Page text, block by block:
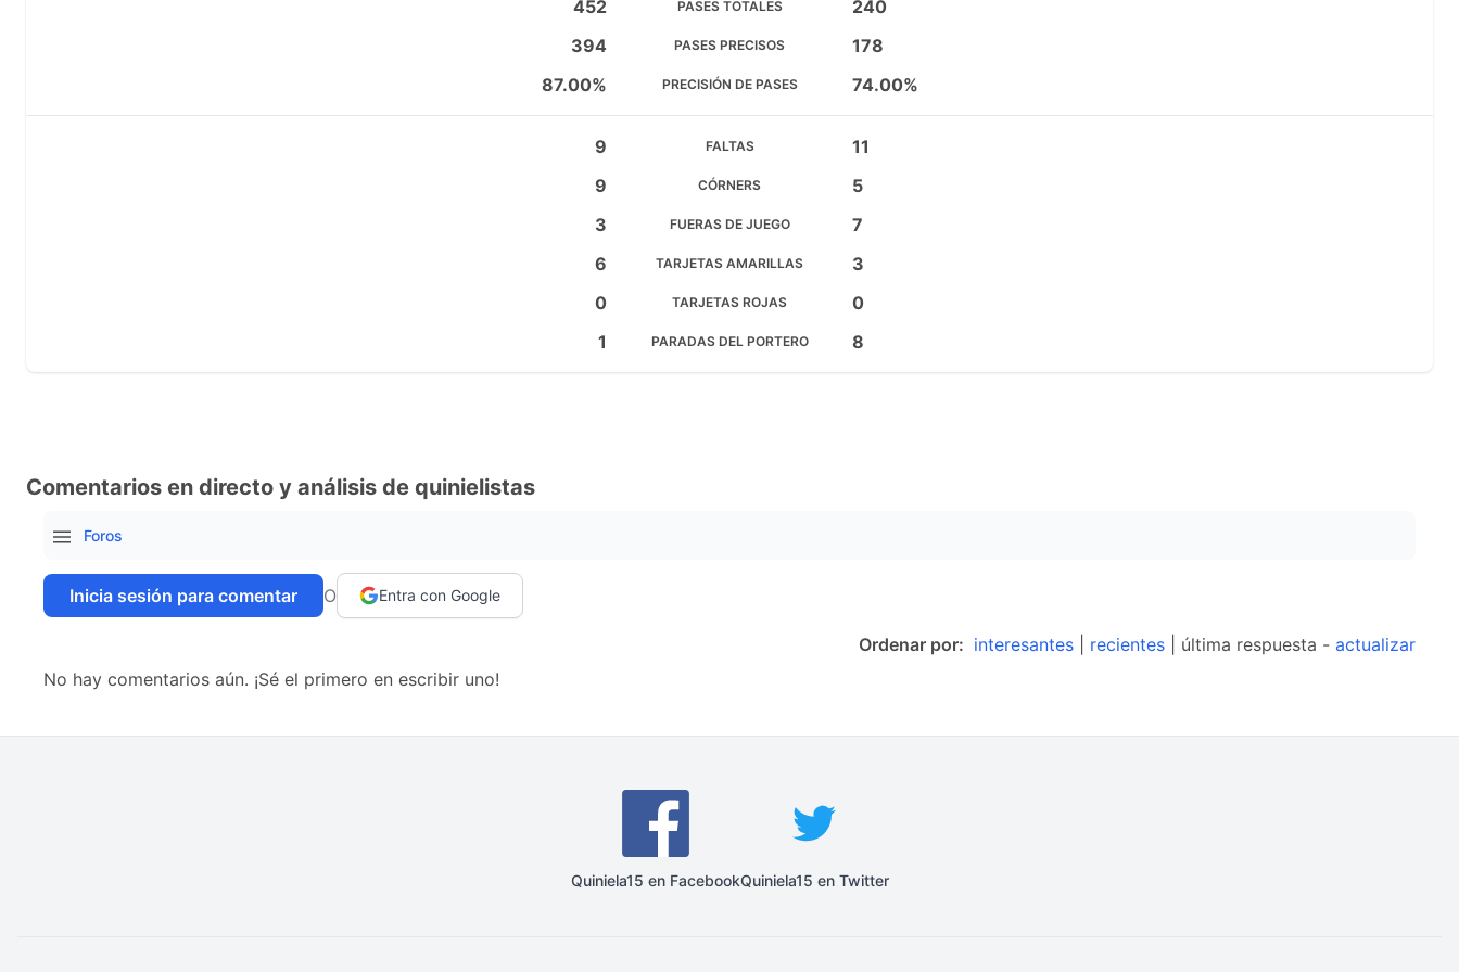
452 PASES TOTALES
240
394
PASES PRECISOS
178
87.00%
PRECISIÓN DE PASES 74.00%
9 FALTAS
11
9
CÓRNERS
5
3
FUERAS DE JUEGO
7
6
TARJETAS AMARILLAS
3
0
TARJETAS ROJAS
0
1
PARADAS DEL PORTERO 8
Comentarios en directo y análisis de quinielistas
Foros
Inicia sesión para comentar O Entra con Google
Ordenar por: interesantes recientes | última respuesta - actualizar
No hay comentarios aún. ¡Sé el primero en escribir uno!
Quiniela15 en FacebookQuiniela15 en Twitter